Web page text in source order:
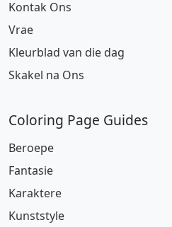
Kontak Ons
Vrae
Kleurblad van die dag
Skakel na Ons
Coloring Page Guides
Beroepe
Fantasie
Karaktere
Kunststyle